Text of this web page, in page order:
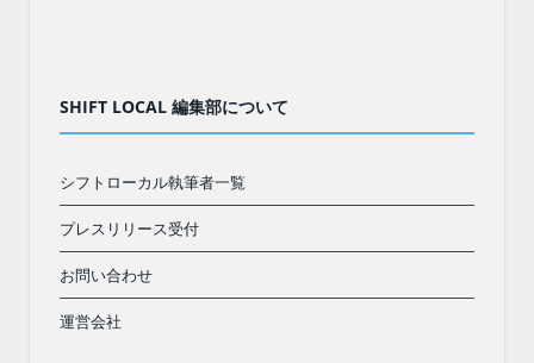
SHIFT LOCAL 編集部について
シフトローカル執筆者一覧
プレスリリース受付
お問い合わせ
運営会社